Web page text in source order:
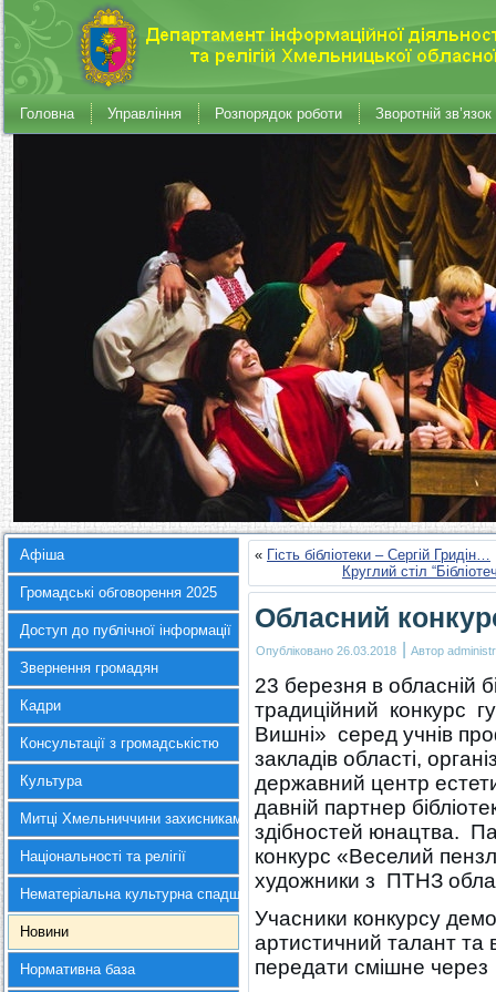
Головна Управління Розпорядок роботи Зворотній зв’язок
Афіша
Громадські обговорення 2025
Доступ до публічної інформації
Звернення громадян
Кадри
Консультації з громадськістю
Культура
Митці Хмельниччини захисникам України
Національності та релігії
Нематеріальна культурна спадщина
Новини
Нормативна база
« Гість бібліотеки – Сергій Гридін…
Круглий стіл
Обласний
Опубліковано 26.03.2018 | Автор
23 березня в обласній
традиційний конкурс
Вишні» серед учнів
закладів області,
державний центр
давній партнер
здібностей юнацтва.
конкурс «Веселий
художники з ПТНЗ
Учасники конкурсу
артистичний талант та
передати смішне